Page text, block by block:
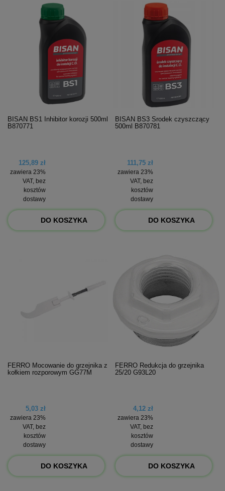
BISAN BS1 Inhibitor korozji 500ml
B870771
125,89 zł
zawiera 23%
VAT, bez
kosztów
dostawy
DO KOSZYKA
BISAN BS3 Środek czyszczący
500ml B870781
111,75 zł
zawiera 23%
VAT, bez
kosztów
dostawy
DO KOSZYKA
FERRO Mocowanie do grzejnika z
kołkiem rozporowym GG77M
5,03 zł
zawiera 23%
VAT, bez
kosztów
dostawy
DO KOSZYKA
FERRO Redukcja do grzejnika
25/20 G93L20
4,12 zł
zawiera 23%
VAT, bez
kosztów
dostawy
DO KOSZYKA